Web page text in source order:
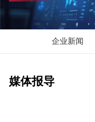
企业新闻
媒体报导